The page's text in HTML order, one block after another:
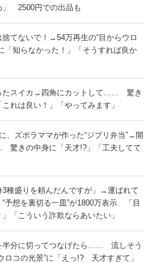
」 2500円での出品も
捨てないで！→54万再生の“目からウロ
「知らなかった！」「そうすれば良か
たスイカ→四角にカットして…… 驚き
れは良い！」「やってみます」
、ズボラママが作った“ジブリ弁当”→開
きの中身に「天才!?」「工夫してて
種盛りを頼んだんですが」→運ばれて
想を裏切る一皿”が1800万表示 「目
「こういう詐欺ならあいたい」
半分に切ってつなげたら…… 流しそう
ロコの光景”に「えっ!? 天才すぎて」